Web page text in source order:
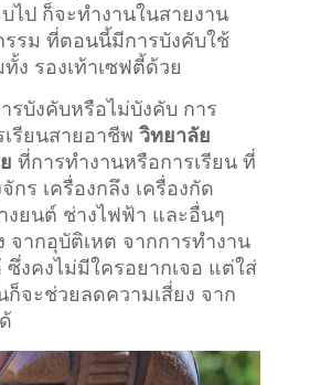
ไป ก็จะทำงานในสายงาน
รรม ที่ตอนนี้มีการบังคับใช้
ทั้ง รองเท้าเซฟตี้ด้วย
รบังคับหรือไม่บังคับ การ
รียนสายอาชีพ วิทยาลัย
ที่การทำงานหรือการเรียน ที่
กร เครื่องกลึง เครื่องกัด
งยนต์ ช่างไฟฟ้า และอื่นๆ
จากอุบัติเหต จากการทำงาน
ซึ่งคงไม่มีใครอยากเจอ แต่ใส่
ก็จะช่วยลดความเสี่ยง จาก